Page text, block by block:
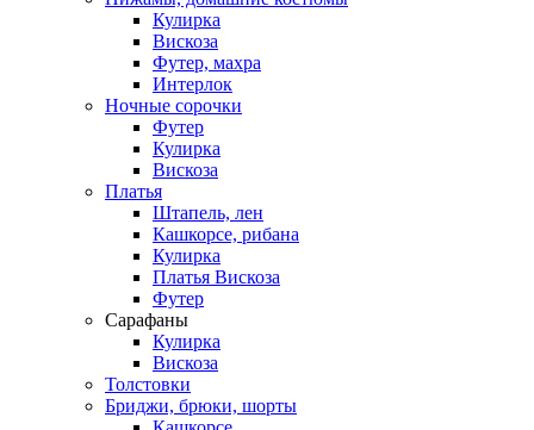
Кулирка
Вискоза
Футер, махра
Интерлок
Ночные сорочки
Футер
Кулирка
Вискоза
Платья
Штапель, лен
Кашкорсе, рибана
Кулирка
Платья Вискоза
Футер
Сарафаны
Кулирка
Вискоза
Толстовки
Бриджи, брюки, шорты